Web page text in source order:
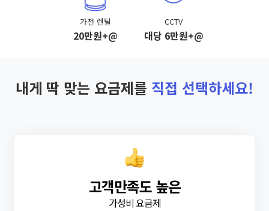
가전 렌탈
20만원+@
CCTV
대당 6만원+@
내게 딱 맞는 요금제를 직접 선택하세요!
고객만족도 높은
가성비 요금제